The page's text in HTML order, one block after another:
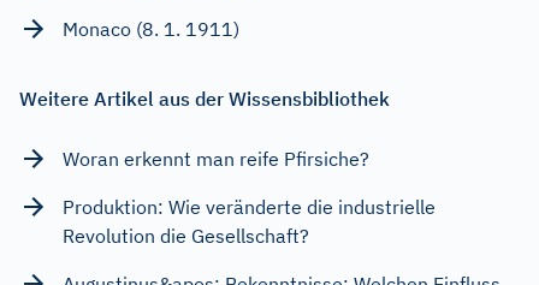
Monaco (8. 1. 1911)
Weitere Artikel aus der Wissensbibliothek
Woran erkennt man reife Pfirsiche?
Produktion: Wie veränderte die industrielle
Revolution die Gesellschaft?